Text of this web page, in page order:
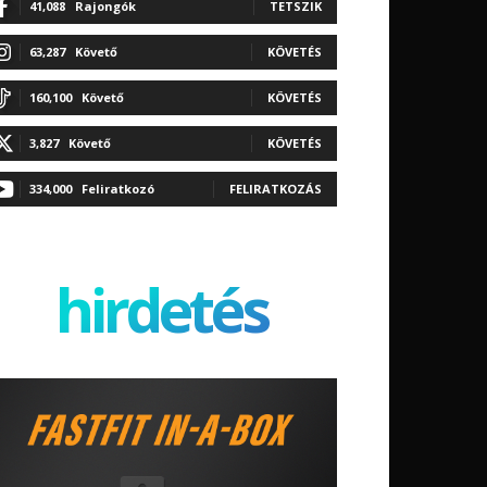
41,088 Rajongók TETSZIK
63,287 Követő KÖVETÉS
160,100 Követő KÖVETÉS
3,827 Követő KÖVETÉS
334,000 Feliratkozó FELIRATKOZÁS
hirdetés